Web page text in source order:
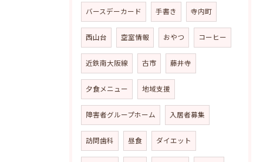
バースデーカード 手書き 寺内町
西山台 空室情報 おやつ コーヒー
近鉄南大阪線 古市 藤井寺
夕食メニュー 地域支援
障害者グループホーム 入居者募集
訪問歯科 昼食 ダイエット